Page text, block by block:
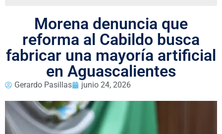
Morena denuncia que
reforma al Cabildo busca
fabricar una mayoría artificial
en Aguascalientes
Gerardo Pasillas junio 24, 2026